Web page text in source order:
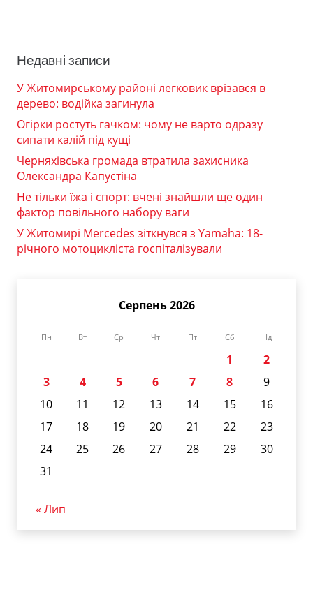
Недавні записи
У Житомирському районі легковик врізався в
дерево: водійка загинула
Огірки ростуть гачком: чому не варто одразу
сипати калій під кущі
Черняхівська громада втратила захисника
Олександра Капустіна
Не тільки їжа і спорт: вчені знайшли ще один
фактор повільного набору ваги
У Житомирі Mercedes зіткнувся з Yamaha: 18-
річного мотоцикліста госпіталізували
Серпень 2026
Пн Вт Ср Чт Пт Сб Нд
1
2
3
4 5 6 7 8
9
10
11 12 13 14 15
16
17
18 19 20 21 22
23
24
25 26 27 28 29
30
31
« Лип